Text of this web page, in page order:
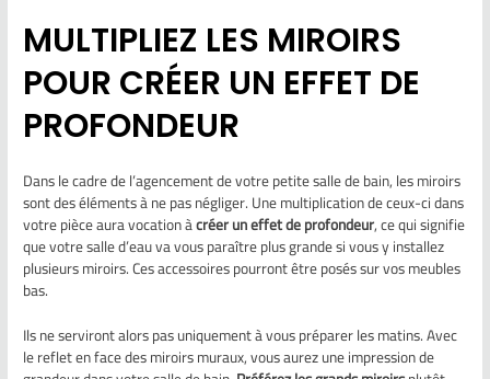
MULTIPLIEZ LES MIROIRS
POUR CRÉER UN EFFET DE
PROFONDEUR
Dans le cadre de l’agencement de votre petite salle de bain, les miroirs
sont des éléments à ne pas négliger. Une multiplication de ceux-ci dans
votre pièce aura vocation àcréer un effet de profondeur, ce qui signifie
que votre salle d’eau va vous paraître plus grande si vous y installez
plusieurs miroirs. Ces accessoires pourront être posés sur vos meubles
bas.
Ils ne serviront alors pas uniquement à vous préparer les matins. Avec
le reflet en face des miroirs muraux, vous aurez une impression de